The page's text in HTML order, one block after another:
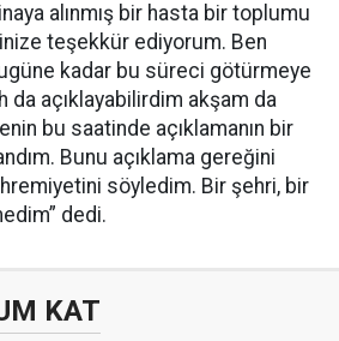
alınmış bir hasta bir toplumu
teşekkür ediyorum. Ben
kadar bu süreci götürmeye
da açıklayabilirdim akşam da
bu saatinde açıklamanın bir
Bunu açıklama gereğini
söyledim. Bir şehri, bir
dedi.
KAT